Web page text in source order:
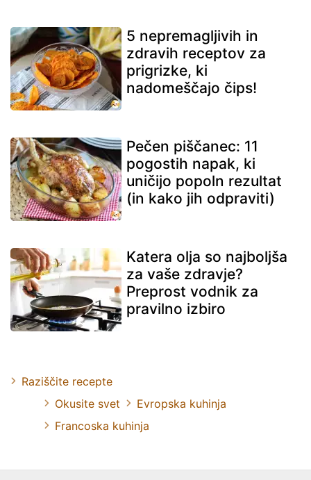
5 nepremagljivih in
zdravih receptov za
prigrizke, ki
nadomeščajo čips!
Pečen piščanec: 11
pogostih napak, ki
uničijo popoln rezultat
(in kako jih odpraviti)
Katera olja so najboljša
za vaše zdravje?
Preprost vodnik za
pravilno izbiro
Raziščite recepte
Okusite svet
Evropska kuhinja
Francoska kuhinja